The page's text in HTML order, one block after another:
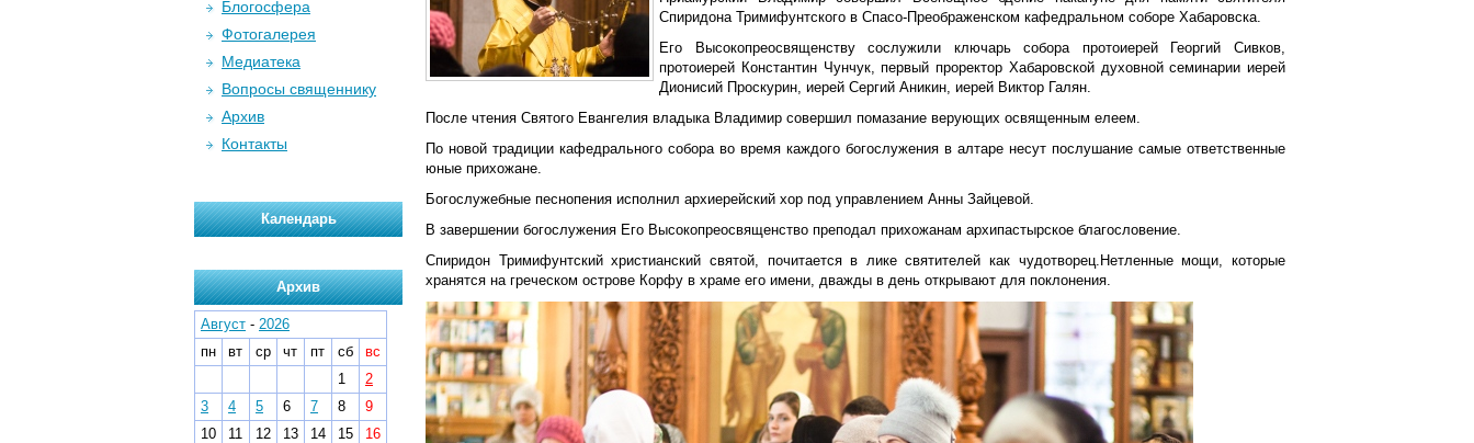
Спиридона Тримифунтского в Спасо-Преображенском кафедральном соборе Хабаровска.
Его Высокопреосвященству сослужили ключарь собора протоиерей Георгий Сивков,
протоиерей Константин Чунчук, первый проректор Хабаровской духовной семинарии иерей
Дионисий Проскурин, иерей Сергий Аникин, иерей Виктор Галян.
После чтения Святого Евангелия владыка Владимир совершил помазание верующих освященным елеем.
По новой традиции кафедрального собора во время каждого богослужения в алтаре несут послушание самые ответственные
юные прихожане.
Богослужебные песнопения исполнил архиерейский хор под управлением Анны Зайцевой.
В завершении богослужения Его Высокопреосвященство преподал прихожанам архипастырское благословение.
Спиридон Тримифунтский христианский святой, почитается в лике святителей как чудотворец.Нетленные мощи, которые
хранятся на греческом острове Корфу в храме его имени, дважды в день открывают для поклонения.
Блогосфера
Фотогалерея
Медиатека
Вопросы священнику
Архив
Контакты
Календарь
Архив
Август - 2026
пн
вт ср чт пт сб
вс
1
2
3
4 5 6 7 8
9
10
11 12 13 14 15
16